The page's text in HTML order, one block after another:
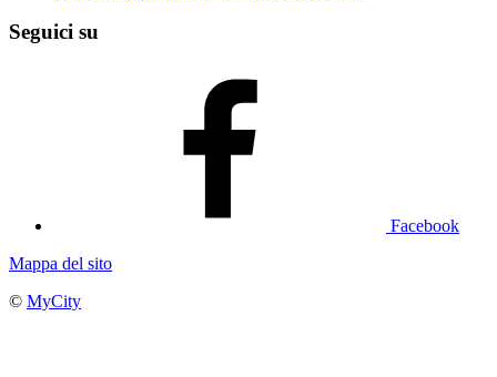
Seguici su
Facebook
Mappa del sito
© MyCity